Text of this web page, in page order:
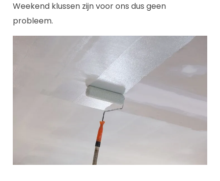
Weekend klussen zijn voor ons dus geen
probleem.